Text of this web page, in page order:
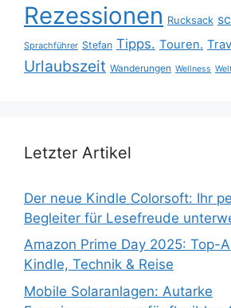
Rezessionen Rucksack
Sprachführer Stefan Tipps. Touren.
Urlaubszeit Wanderungen Wellness
Letzter Artikel
Der neue Kindle Colorsoft: Ihr
Begleiter für Lesefreude
Amazon Prime Day 2025: Top-
Kindle, Technik & Reise
Mobile Solaranlagen: Autarke